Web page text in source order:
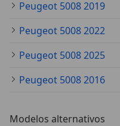
Peugeot 5008 2019
Peugeot 5008 2022
Peugeot 5008 2025
Peugeot 5008 2016
Modelos alternativos